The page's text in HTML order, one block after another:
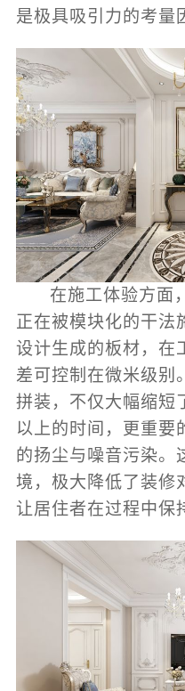
是极具吸引力的考量
在施工体验方面
正在被模块化的干法
设计生成的板材，在
差可控制在微米级别
拼装，不仅大幅缩短
以上的时间，更重要
的扬尘与噪音污染。
境，极大降低了装修
让居住者在过程中保